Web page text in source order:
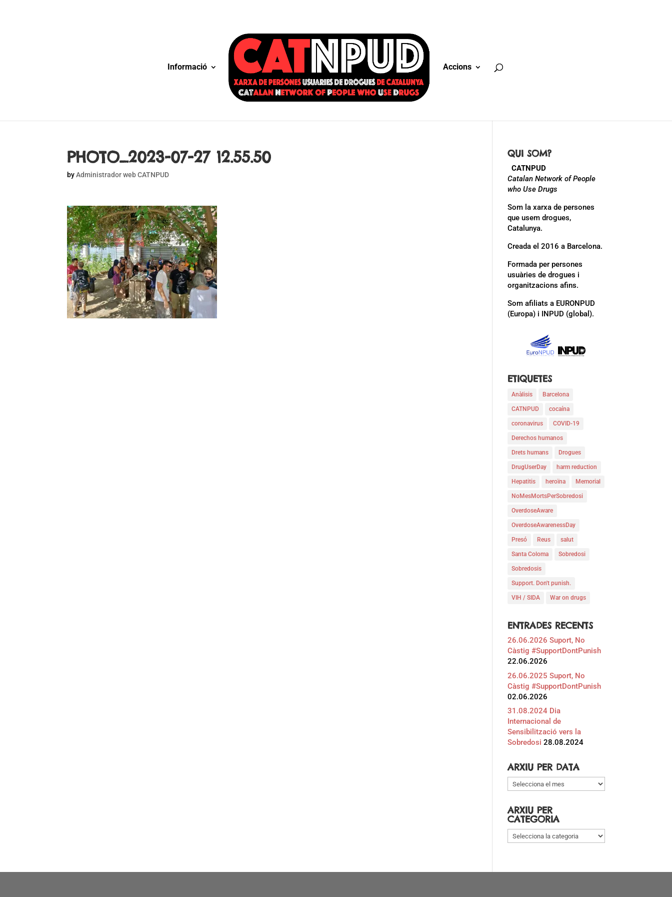
Informació Accions
PHOTO_2023-07-27 12.55.50
byAdministrador web CATNPUD
QUI SOM?
CATNPUD
Catalan Network of People
who Use Drugs
Som la xarxa de persones
que usem drogues,
Catalunya.
Creada el 2016 a Barcelona.
Formada per persones
usuàries de drogues i
organitzacions afins.
Som afiliats a EURONPUD
(Europa) i INPUD (global).
ETIQUETES
Anàlisis Barcelona
CATNPUD cocaína
coronavirus COVID-19
Derechos humanos
Drets humans Drogues
DrugUserDay harm reduction
Hepatitis heroïna Memorial
NoMesMortsPerSobredosi
OverdoseAware
OverdoseAwarenessDay
Presó Reus salut
Santa Coloma Sobredosi
Sobredosis
Support. Don't punish.
VIH / SIDA War on drugs
ENTRADES RECENTS
26.06.2026 Suport, No
Càstig #SupportDontPunish
22.06.2026
26.06.2025 Suport, No
Càstig #SupportDontPunish
02.06.2026
31.08.2024 Dia
Internacional de
Sensibilització vers la
Sobredosi 28.08.2024
ARXIU PER DATA
Arxiu
per
ARXIU PER
CATEGORIA
Arxiu
per